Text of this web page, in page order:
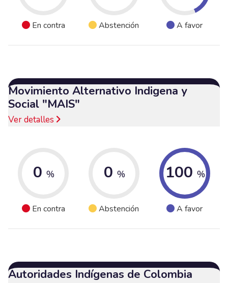
En contra Abstención A favor
Movimiento Alternativo Indigena y
Social "MAIS"
Ver detalles
0 %
En contra
0 %
Abstención
100 %
A favor
Autoridades Indígenas de Colombia